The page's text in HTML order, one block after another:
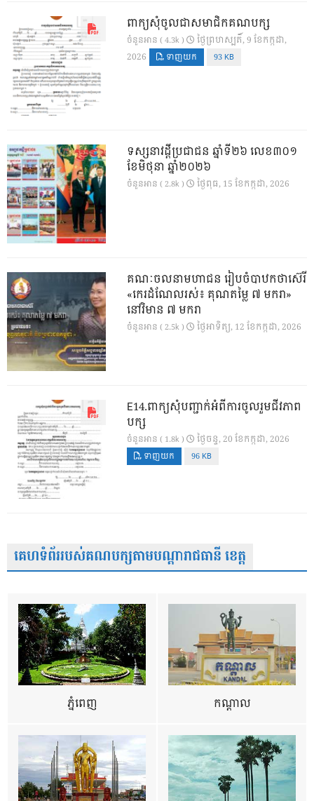
ពាក្យសុំចូលជាសមាជិកគណបក្ស
ចំនួនអាន ( 4.3k )
ថ្ងៃ​ព្រហស្បតិ៍, 9 ខែ​កក្កដា,
2026
ទាញយក 93 KB
ទស្សនាវដ្ដីប្រជាជន ឆ្នាំទី២៦ លេខ៣០១
ខែមិថុនា ឆ្នាំ២០២៦
ចំនួនអាន ( 2.8k ) ថ្ងៃ​ពុធ, 15 ខែ​កក្កដា, 2026
គណៈចលនាមហាជន រៀបចំបាឋកថាស៊េរី
«កេរដំណែលរស់៖ គុណតម្លៃ ៧ មករា»
នៅវិមាន ៧ មករា
ចំនួនអាន ( 2.5k ) ថ្ងៃ​អាទិត្យ, 12 ខែ​កក្កដា, 2026
E14.ពាក្យសុំបញ្ជាក់អំពីការចូលរួមជីវភាព
បក្ស
ចំនួនអាន ( 1.8k ) ថ្ងៃ​ចន្ទ, 20 ខែ​កក្កដា, 2026
ទាញយក 96 KB
គេហទំព័ររបស់គណបក្សតាមបណ្តារាជធានី ខេត្ត
ភ្នំពេញ កណ្តាល